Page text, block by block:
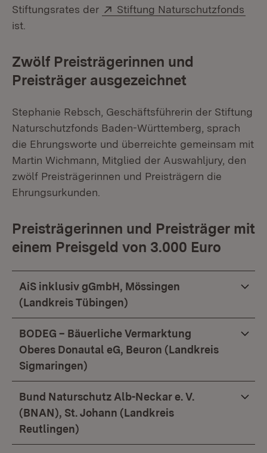
Stiftungsrates der
Extern:
Stiftung Naturschutzfonds
ist.
Zwölf Preisträgerinnen und
Preisträger ausgezeichnet
Stephanie Rebsch, Geschäftsführerin der Stiftung
Naturschutzfonds Baden-Württemberg, sprach
die Ehrungsworte und überreichte gemeinsam mit
Martin Wichmann, Mitglied der Auswahljury, den
zwölf Preisträgerinnen und Preisträgern die
Ehrungsurkunden.
Preisträgerinnen und Preisträger mit
einem Preisgeld von 3.000 Euro
AiS inklusiv gGmbH, Mössingen
(Landkreis Tübingen)
BODEG – Bäuerliche Vermarktung
Oberes Donautal eG, Beuron (Landkreis
Sigmaringen)
Bund Naturschutz Alb-Neckar e. V.
(BNAN), St. Johann (Landkreis
Reutlingen)